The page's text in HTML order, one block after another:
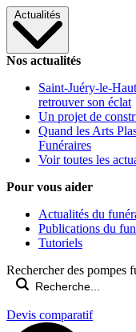
Actualités
Nos actualités
Saint-Juéry-le-
retrouver son éclat
Un projet de
Quand les Arts
Funéraires
Voir toutes les
Pour vous aider
Actualités du
Publications du
Tutoriels
Rechercher des pompes
Devis comparatif